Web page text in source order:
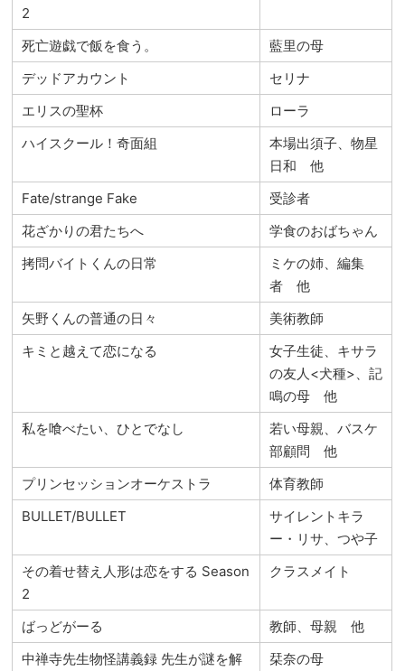
2
死亡遊戯で飯を食う。
藍里の母
デッドアカウント
セリナ
エリスの聖杯
ローラ
ハイスクール！奇面組
本場出須子、物星
日和 他
Fate/strange Fake
受診者
花ざかりの君たちへ
学食のおばちゃん
拷問バイトくんの日常
ミケの姉、編集
者 他
矢野くんの普通の日々
美術教師
キミと越えて恋になる
女子生徒、キサラ
の友人<犬種>、記
鳴の母 他
私を喰べたい、ひとでなし
若い母親、バスケ
部顧問 他
プリンセッションオーケストラ
体育教師
BULLET/BULLET
サイレントキラ
ー・リサ、つや子
その着せ替え人形は恋をする Season
2
クラスメイト
ばっどがーる
教師、母親 他
中禅寺先生物怪講義録 先生が謎を解
栞奈の母